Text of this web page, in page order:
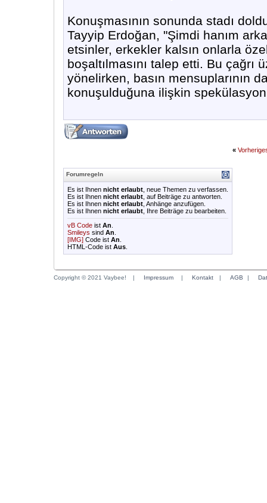
Konuşmasının sonunda stadı
Tayyip Erdoğan, "Şimdi hanım
etsinler, erkekler kalsın onlarla
boşaltılmasını talep etti. Bu çağrı
yönelirken, basın mensuplarının
konuşulduğuna ilişkin
«
Forumregeln
Es ist Ihnen nicht erlaubt , neue Themen zu verfassen.
Es ist Ihnen nicht erlaubt , auf Beiträge zu antworten.
Es ist Ihnen nicht erlaubt , Anhänge anzufügen.
Es ist Ihnen nicht erlaubt , Ihre Beiträge zu bearbeiten.
vB Code ist An
Smileys sind An
[IMG] Code ist An
HTML-Code ist Aus
Copyright © 2021 Vaybee! | Impressum | Kontakt | AGB |